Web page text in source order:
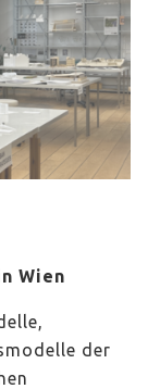
Wien
der